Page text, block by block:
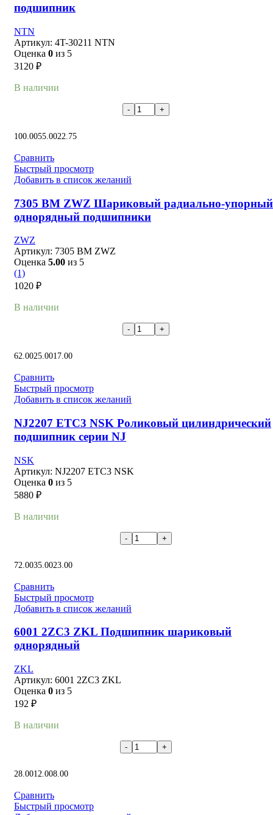
подшипник
NTN
Артикул: 4T-30211 NTN
Оценка 0 из 5
3120 ₽
В наличии
100.0055.0022.75
Сравнить
Быстрый просмотр
Добавить в список желаний
7305 BM ZWZ Шариковый радиально-упорный
однорядный подшипники
ZWZ
Артикул: 7305 BM ZWZ
Оценка 5.00 из 5
(1)
1020 ₽
В наличии
62.0025.0017.00
Сравнить
Быстрый просмотр
Добавить в список желаний
NJ2207 ETC3 NSK Роликовый цилиндрический
подшипник серии NJ
NSK
Артикул: NJ2207 ETC3 NSK
Оценка 0 из 5
5880 ₽
В наличии
72.0035.0023.00
Сравнить
Быстрый просмотр
Добавить в список желаний
6001 2ZC3 ZKL Подшипник шариковый
однорядный
ZKL
Артикул: 6001 2ZC3 ZKL
Оценка 0 из 5
192 ₽
В наличии
28.0012.008.00
Сравнить
Быстрый просмотр